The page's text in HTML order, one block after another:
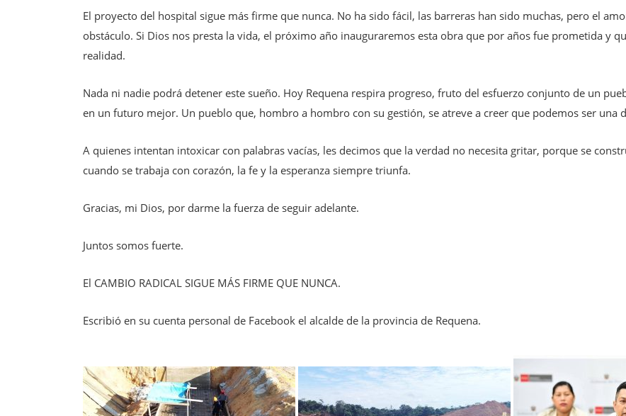
El proyecto del hospital sigue más firme que nunca. No ha sido fácil, las barreras han sido muchas, pero el
obstáculo. Si Dios nos presta la vida, el próximo año inauguraremos esta obra que por años fue prometida y
realidad.
Nada ni nadie podrá detener este sueño. Hoy Requena respira progreso, fruto del esfuerzo conjunto de un
en un futuro mejor. Un pueblo que, hombro a hombro con su gestión, se atreve a creer que podemos ser una
A quienes intentan intoxicar con palabras vacías, les decimos que la verdad no necesita gritar, porque se
cuando se trabaja con corazón, la fe y la esperanza siempre triunfa.
Gracias, mi Dios, por darme la fuerza de seguir adelante.
Juntos somos fuerte.
El CAMBIO RADICAL SIGUE MÁS FIRME QUE NUNCA.
Escribió en su cuenta personal de Facebook el alcalde de la provincia de Requena.